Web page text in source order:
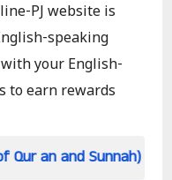
PJ website is
speaking
your English-
to earn rewards